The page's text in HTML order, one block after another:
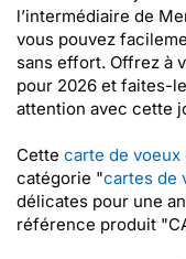
l’intermédiaire de
vous pouvez
sans effort. Offrez à
pour 2026 et faites-
attention avec cette
Cette carte de
catégorie "cartes de
délicates pour une
référence produit